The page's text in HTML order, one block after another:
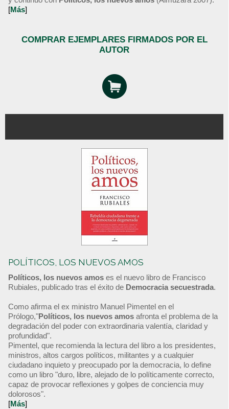
[Más]
COMPRAR EJEMPLARES FIRMADOS POR EL
AUTOR
POLÍTICOS, LOS NUEVOS AMOS
Políticos, los nuevos amos es el nuevo libro de Francisco
Rubiales, publicado tras el éxito de Democracia secuestrada.
Como afirma el ex ministro Manuel Pimentel en el
Prólogo,"Políticos, los nuevos amos afronta el problema de la
degradación del poder con extraordinaria valentía, claridad y
profundidad".
Pimentel, que recomienda la lectura del libro a los presidentes,
ministros, altos cargos políticos, militantes y a cualquier
ciudadano inquieto y preocupado por la democracia, lo define
como un libro "duro, libre, alejado de lo políticamente correcto,
capaz de provocar reflexiones y golpes de conciencia muy
dolorosos".
[Más]